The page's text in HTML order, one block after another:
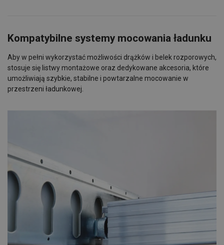
Kompatybilne systemy mocowania ładunku
Aby w pełni wykorzystać możliwości drążków i belek rozporowych,
stosuje się listwy montażowe oraz dedykowane akcesoria, które
umożliwiają szybkie, stabilne i powtarzalne mocowanie w
przestrzeni ładunkowej.